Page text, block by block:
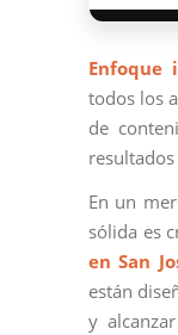
Enfoque
todos los
de
En un
sólida es
en San
están
y